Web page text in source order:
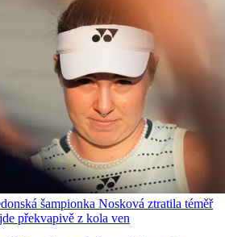
šampionka Nosková ztratila téměř
překvapivě z kola ven